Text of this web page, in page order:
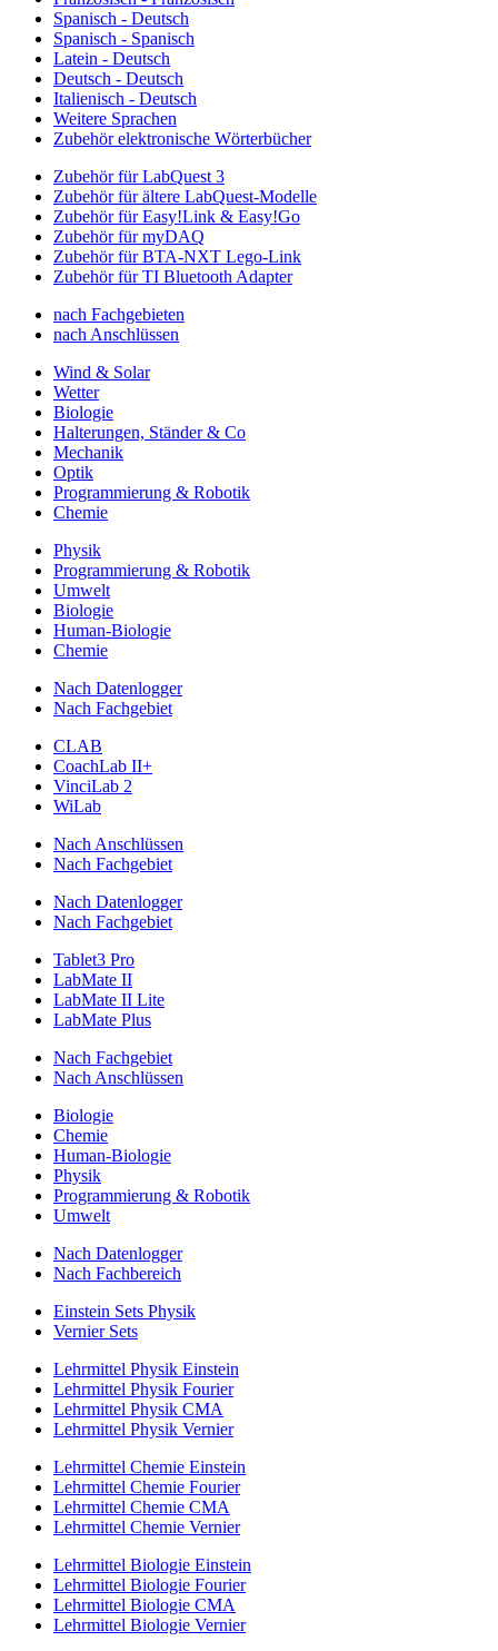
Spanisch - Deutsch
Spanisch - Spanisch
Latein - Deutsch
Deutsch - Deutsch
Italienisch - Deutsch
Weitere Sprachen
Zubehör elektronische Wörterbücher
Zubehör für LabQuest 3
Zubehör für ältere LabQuest-Modelle
Zubehör für Easy!Link & Easy!Go
Zubehör für myDAQ
Zubehör für BTA-NXT Lego-Link
Zubehör für TI Bluetooth Adapter
nach Fachgebieten
nach Anschlüssen
Wind & Solar
Wetter
Biologie
Halterungen, Ständer & Co
Mechanik
Optik
Programmierung & Robotik
Chemie
Physik
Programmierung & Robotik
Umwelt
Biologie
Human-Biologie
Chemie
Nach Datenlogger
Nach Fachgebiet
CLAB
CoachLab II+
VinciLab 2
WiLab
Nach Anschlüssen
Nach Fachgebiet
Nach Datenlogger
Nach Fachgebiet
Tablet3 Pro
LabMate II
LabMate II Lite
LabMate Plus
Nach Fachgebiet
Nach Anschlüssen
Biologie
Chemie
Human-Biologie
Physik
Programmierung & Robotik
Umwelt
Nach Datenlogger
Nach Fachbereich
Einstein Sets Physik
Vernier Sets
Lehrmittel Physik Einstein
Lehrmittel Physik Fourier
Lehrmittel Physik CMA
Lehrmittel Physik Vernier
Lehrmittel Chemie Einstein
Lehrmittel Chemie Fourier
Lehrmittel Chemie CMA
Lehrmittel Chemie Vernier
Lehrmittel Biologie Einstein
Lehrmittel Biologie Fourier
Lehrmittel Biologie CMA
Lehrmittel Biologie Vernier